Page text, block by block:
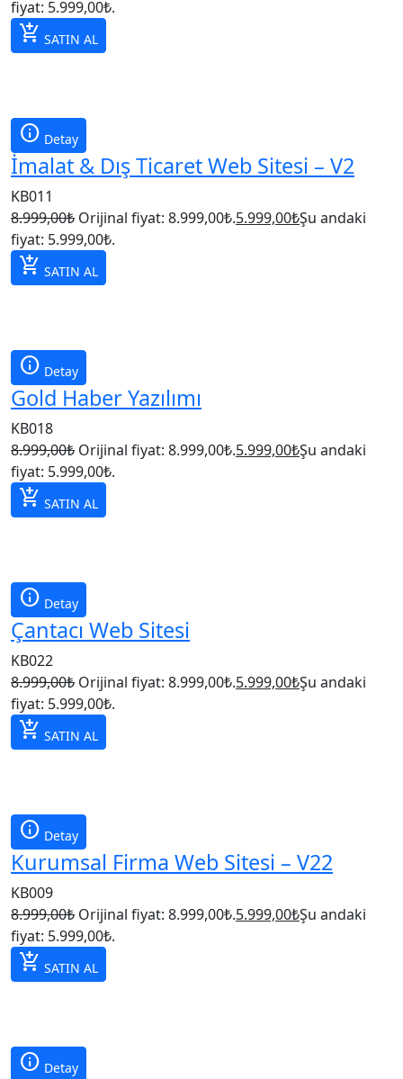
fiyat: 5.999,00₺.
add_shopping_cart SATIN AL
info Detay
İmalat & Dış Ticaret Web Sitesi – V2
KB011
8.999,00₺ Orijinal fiyat: 8.999,00₺.5.999,00₺Şu andaki
fiyat: 5.999,00₺.
add_shopping_cart SATIN AL
info Detay
Gold Haber Yazılımı
KB018
8.999,00₺ Orijinal fiyat: 8.999,00₺.5.999,00₺Şu andaki
fiyat: 5.999,00₺.
add_shopping_cart SATIN AL
info Detay
Çantacı Web Sitesi
KB022
8.999,00₺ Orijinal fiyat: 8.999,00₺.5.999,00₺Şu andaki
fiyat: 5.999,00₺.
add_shopping_cart SATIN AL
info Detay
Kurumsal Firma Web Sitesi – V22
KB009
8.999,00₺ Orijinal fiyat: 8.999,00₺.5.999,00₺Şu andaki
fiyat: 5.999,00₺.
add_shopping_cart SATIN AL
info Detay